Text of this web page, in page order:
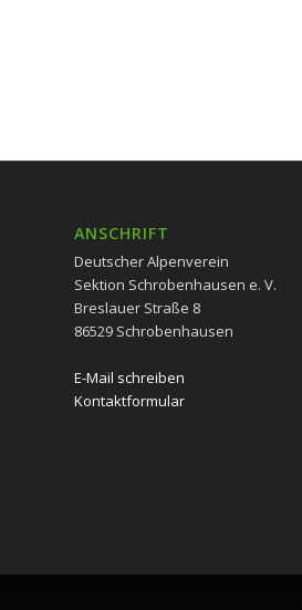
ANSCHRIFT
Deutscher Alpenverein
Sektion Schrobenhausen e. V.
Breslauer Straße 8
86529 Schrobenhausen
E-Mail schreiben
Kontaktformular